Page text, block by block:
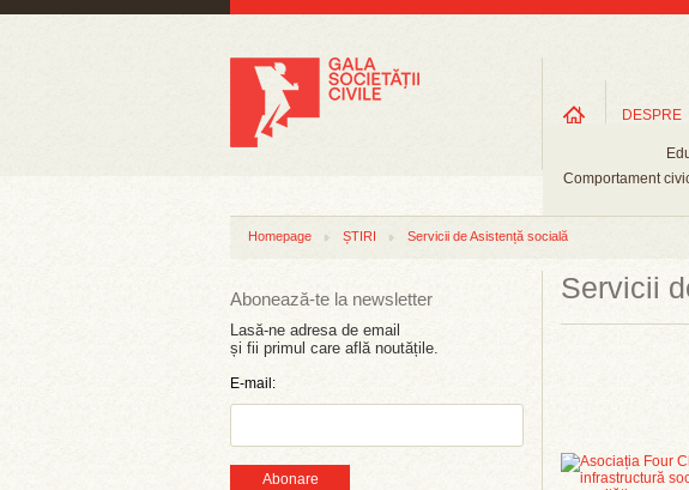
DESPRE
Comportament
Homepage ȘTIRI Servicii de Asistență socială
Abonează-te la newsletter
Lasă-ne adresa de email
și fii primul care află noutățile.
E-mail:
Abonare
Servicii